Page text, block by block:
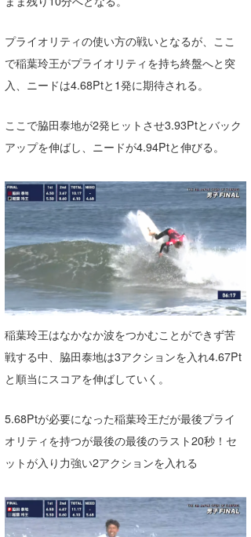
プライオリティの使い方の戦いとなるが、ここ
で稲葉玲王がプライオリティを持ち終盤へと突
入、ニードは4.68Ptと1発に期待される。
ここで脇田泰地が2発ヒットさせ3.93Ptとバック
アップを伸ばし、ニードが4.94Ptと伸びる。
稲葉玲王はなかなか波をつかむことができず苦
戦する中、脇田泰地は3アクションを入れ4.67Pt
と順当にスコアを伸ばしていく。
5.68Ptが必要になった稲葉玲王だが最後プライ
オリティを持つが最後の最後のラスト20秒！セ
ットが入り力強い2アクションを入れる